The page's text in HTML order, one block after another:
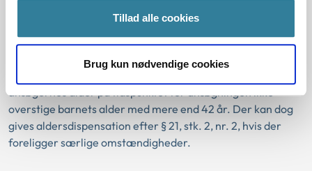
Tillad alle cookies
Brug kun nødvendige cookies
barnet kan adopteres ud af landet, efter først at have
hjemlandet.
ansøgernes alder på tidspunktet for ansøgningen ikke
overstige barnets alder med mere end 42 år. Der kan dog
gives aldersdispensation efter § 21, stk. 2, nr. 2, hvis der
foreligger særlige omstændigheder.